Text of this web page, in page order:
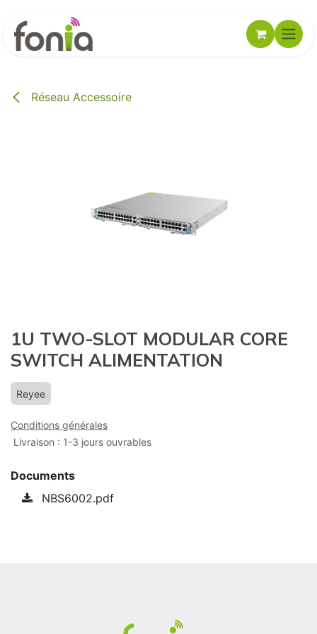
Réseau Accessoire
1U TWO-SLOT MODULAR CORE
SWITCH ALIMENTATION
Reyee
Conditions générales
Livraison : 1-3 jours ouvrables
Documents
NBS6002.pdf